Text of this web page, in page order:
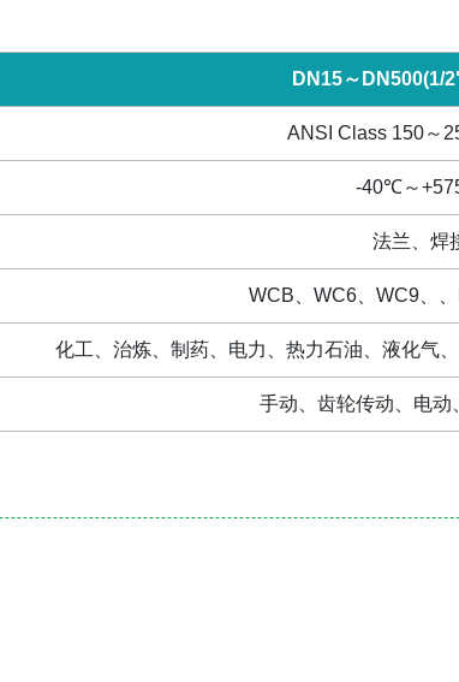
DN15～ DN500(1/
ANSI Class 150～
-40℃～
法兰、焊
WCB WC6 WC9
化工、治炼、制药、电力、热力石油、液化气
手动、齿轮传动、电动